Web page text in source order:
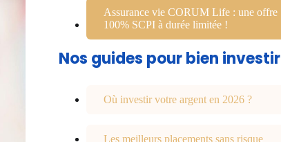
Assurance vie CORUM Life : une offre
100% SCPI à durée limitée !
Nos guides pour bien investir
Où investir votre argent en 2026 ?
Les meilleurs placements sans risque